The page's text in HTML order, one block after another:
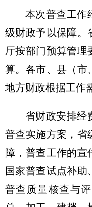
本次普查工作
级财政予以保障。
厅按部门预算管理
算。各市、县（市
地方财政根据工作
省财政安排经
普查实施方案，省
障，普查工作的宣
国家普查试点补助
普查质量核查与